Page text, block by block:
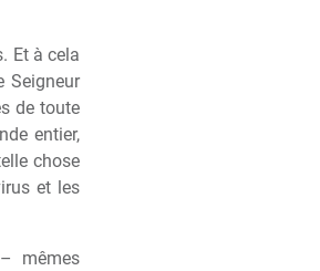
Et à cela
Seigneur
de toute
entier,
chose
et les
– mêmes